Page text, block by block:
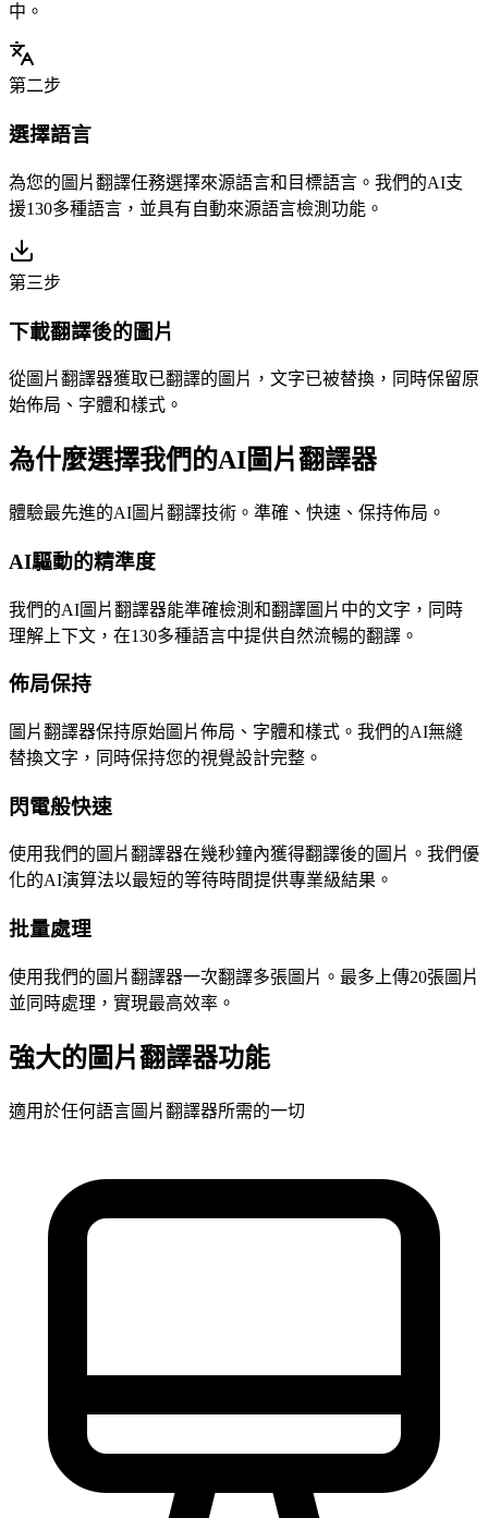
中。
第二步
選擇語言
為您的圖片翻譯任務選擇來源語言和目標語言。我們的AI支
援130多種語言，並具有自動來源語言檢測功能。
第三步
下載翻譯後的圖片
從圖片翻譯器獲取已翻譯的圖片，文字已被替換，同時保留原
始佈局、字體和樣式。
為什麼選擇我們的AI圖片翻譯器
體驗最先進的AI圖片翻譯技術。準確、快速、保持佈局。
AI驅動的精準度
我們的AI圖片翻譯器能準確檢測和翻譯圖片中的文字，同時
理解上下文，在130多種語言中提供自然流暢的翻譯。
佈局保持
圖片翻譯器保持原始圖片佈局、字體和樣式。我們的AI無縫
替換文字，同時保持您的視覺設計完整。
閃電般快速
使用我們的圖片翻譯器在幾秒鐘內獲得翻譯後的圖片。我們優
化的AI演算法以最短的等待時間提供專業級結果。
批量處理
使用我們的圖片翻譯器一次翻譯多張圖片。最多上傳20張圖片
並同時處理，實現最高效率。
強大的圖片翻譯器功能
適用於任何語言圖片翻譯器所需的一切